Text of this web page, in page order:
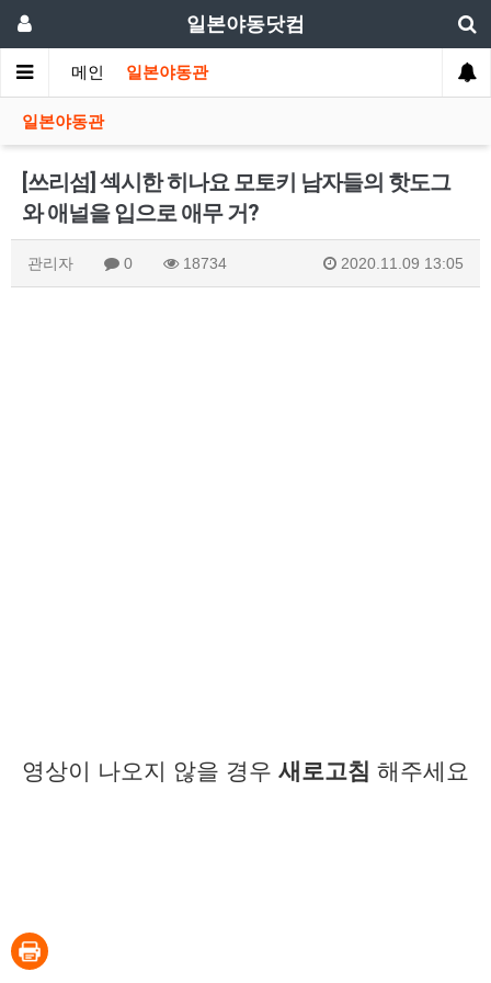
일본야동닷컴
메인 일본야동관
일본야동관
[쓰리섬] 섹시한 히나요 모토키 남자들의 핫도그
와 애널을 입으로 애무 거?
관리자 0 18734 2020.11.09 13:05
영상이 나오지 않을 경우 새로고침 해주세요